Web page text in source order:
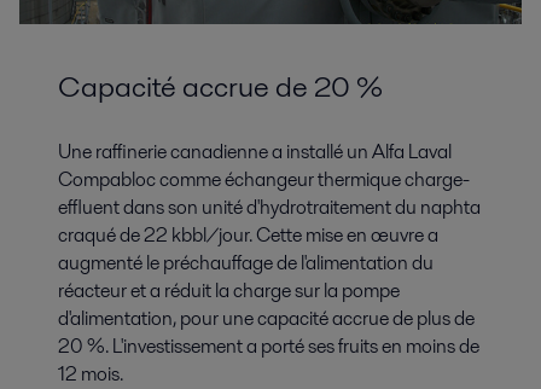
Capacité accrue de 20 %
Une raffinerie canadienne a installé un Alfa Laval
Compabloc comme échangeur thermique charge-
effluent dans son unité d'hydrotraitement du naphta
craqué de 22 kbbl/jour. Cette mise en œuvre a
augmenté le préchauffage de l'alimentation du
réacteur et a réduit la charge sur la pompe
d'alimentation, pour une capacité accrue de plus de
20 %. L'investissement a porté ses fruits en moins de
12 mois.